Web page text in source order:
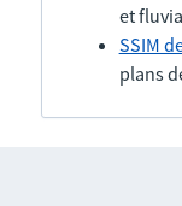
et
SSIM
plans